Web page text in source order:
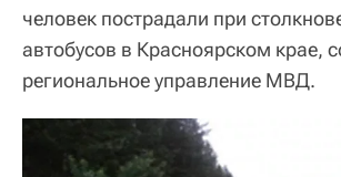
человек пострадали при
автобусов в Красноярском крае,
региональное управление МВД.